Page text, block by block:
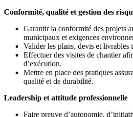
Conformité, qualité et gestion des
Garantir la conformité des projets
municipaux et exigences
Valider les plans, devis et livrables
Effectuer des visites de chantier
d’exécution.
Mettre en place des pratiques
qualité et de durabilité.
Leadership et attitude professionnelle
Faire preuve d’autonomie,